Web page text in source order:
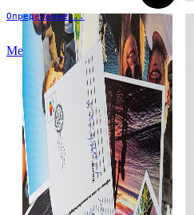
Определение...
Меню